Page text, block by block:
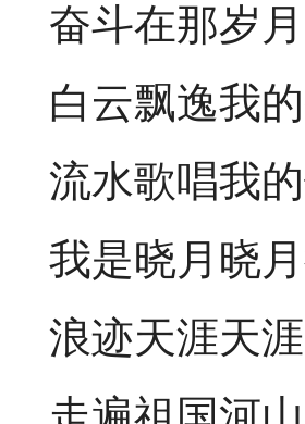
奋斗在那岁
白云飘逸我
流水歌唱我
我是晓月晓
浪迹天涯天